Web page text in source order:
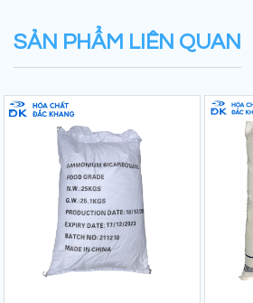
SẢN PHẨM LIÊN QUAN